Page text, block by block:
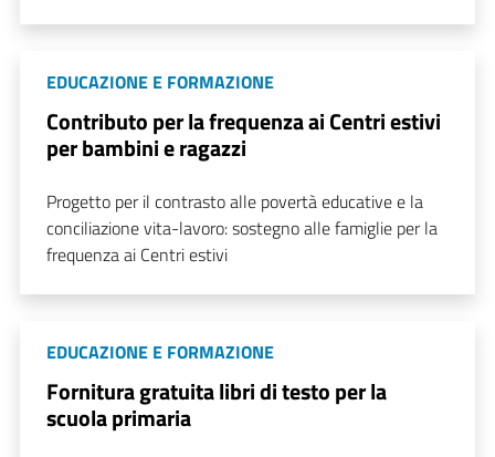
EDUCAZIONE E FORMAZIONE
Contributo per la frequenza ai Centri estivi
per bambini e ragazzi
Progetto per il contrasto alle povertà educative e la
conciliazione vita-lavoro: sostegno alle famiglie per la
frequenza ai Centri estivi
EDUCAZIONE E FORMAZIONE
Fornitura gratuita libri di testo per la
scuola primaria